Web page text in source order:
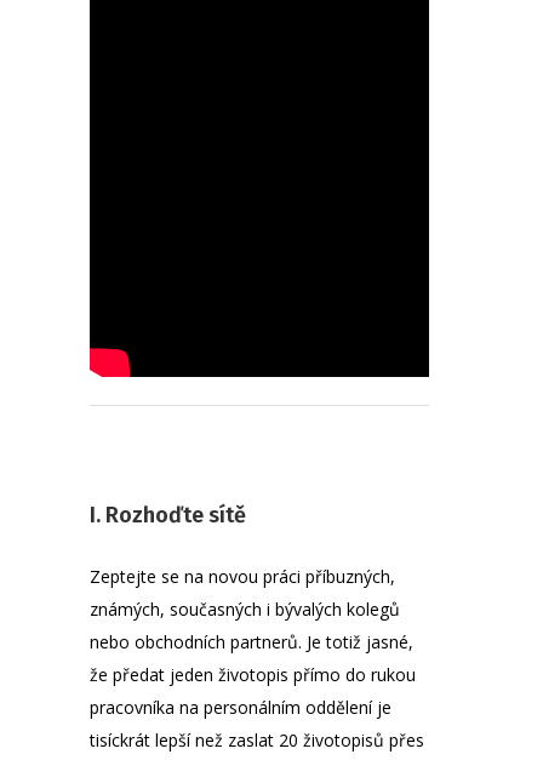
I. Rozhoďte sítě
Zeptejte se na novou práci příbuzných,
známých, současných i bývalých kolegů
nebo obchodních partnerů. Je totiž jasné,
že předat jeden životopis přímo do rukou
pracovníka na personálním oddělení je
tisíckrát lepší než zaslat 20 životopisů přes